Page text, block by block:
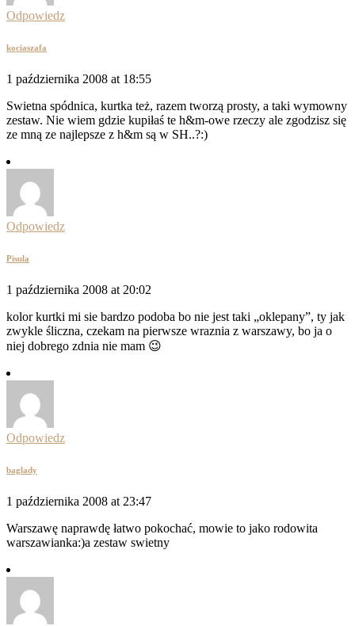
Odpowiedz
kociaszafa
1 października 2008 at 18:55
Swietna spódnica, kurtka też, razem tworzą prosty, a taki wymowny
zestaw. Nie wiem gdzie kupiłaś te h&m-owe rzeczy ale zgodzisz się
ze mną ze najlepsze z h&m są w SH..?:)
Odpowiedz
Pisula
1 października 2008 at 20:02
kolor kurtki mi sie bardzo podoba bo nie jest taki „oklepany”, ty jak
zwykle śliczna, czekam na pierwsze wraznia z warszawy, bo ja o
niej dobrego zdnia nie mam 😉
Odpowiedz
baglady
1 października 2008 at 23:47
Warszawę naprawdę łatwo pokochać, mowie to jako rodowita
warszawianka:)a zestaw swietny